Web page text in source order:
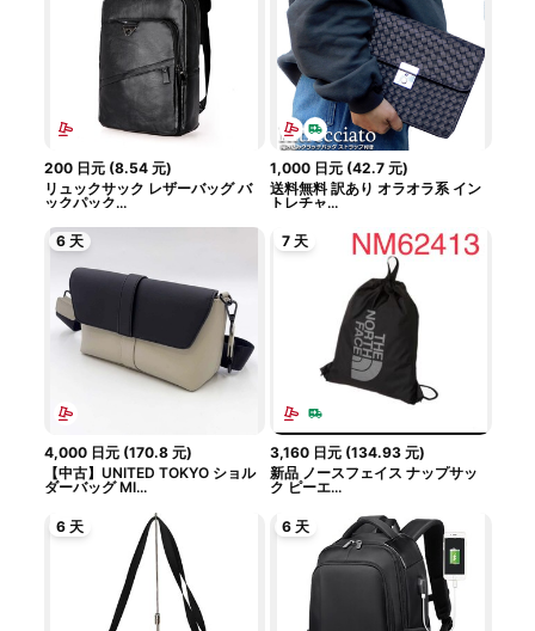
200 日元(8.54 元)
リュックサック レザーバッグ バ
ックパック...
1,000 日元 (42.7 元)
送料無料 訳あり オラオラ系 イン
トレチャ...
6 天
4,000 日元(170.8 元)
【中古】UNITED TOKYO ショル
ダーバッグ MI...
7 天
3,160 日元 (134.93 元)
新品 ノースフェイス ナップサッ
ク ピーエ...
6 天 6 天